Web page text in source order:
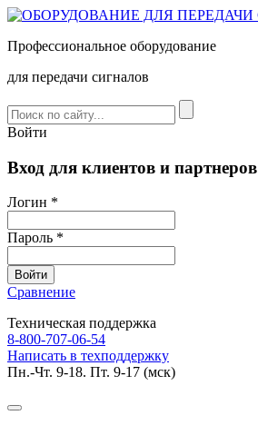
Профессиональное оборудование
для передачи сигналов
Войти
Вход для клиентов и партнеров
Логин *
Пароль *
Сравнение
Техническая поддержка
8-800-707-06-54
Написать в техподдержку
Пн.-Чт. 9-18. Пт. 9-17 (мск)